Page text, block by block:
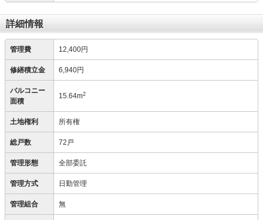
詳細情報
管理費 12,400円
修繕積立金 6,940円
バルコニー
面積
15.64m2
土地権利 所有権
総戸数 72戸
管理形態 全部委託
管理方式 日勤管理
管理組合 無